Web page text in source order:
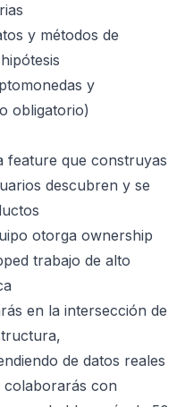
y métodos de
y
obligatorio)
feature que construyas
descubren y se
otorga ownership
trabajo de alto
en la intersección de
de datos reales
colaborarás con